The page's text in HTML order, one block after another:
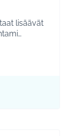
Kantami…
ja